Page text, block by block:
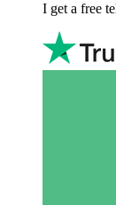
I get a free